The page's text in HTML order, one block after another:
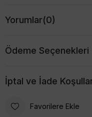
Yorumlar(0)
Ödeme Seçenekleri
İptal ve İade
Favorilere Ekle